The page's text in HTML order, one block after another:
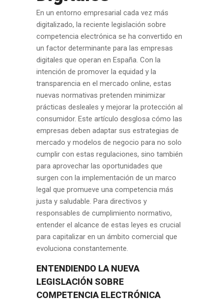
En un entorno empresarial cada vez más
digitalizado, la reciente legislación sobre
competencia electrónica se ha convertido en
un factor determinante para las empresas
digitales que operan en España. Con la
intención de promover la equidad y la
transparencia en el mercado online, estas
nuevas normativas pretenden minimizar
prácticas desleales y mejorar la protección al
consumidor. Este artículo desglosa cómo las
empresas deben adaptar sus estrategias de
mercado y modelos de negocio para no solo
cumplir con estas regulaciones, sino también
para aprovechar las oportunidades que
surgen con la implementación de un marco
legal que promueve una competencia más
justa y saludable. Para directivos y
responsables de cumplimiento normativo,
entender el alcance de estas leyes es crucial
para capitalizar en un ámbito comercial que
evoluciona constantemente.
ENTENDIENDO LA NUEVA
LEGISLACIÓN SOBRE
COMPETENCIA ELECTRÓNICA